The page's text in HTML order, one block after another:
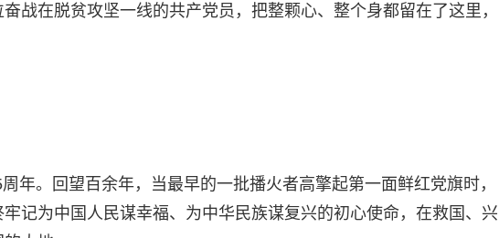
战在脱贫攻坚一线的共产党员，把整颗心、整个身都留在了这里，
年。回望百余年，当最早的一批播火者高擎起第一面鲜红党旗时，
记为中国人民谋幸福、为中华民族谋复兴的初心使命，在救国、兴